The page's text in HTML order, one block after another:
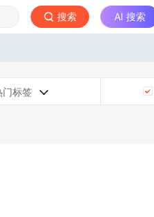
搜索 AI 搜索
门标签 